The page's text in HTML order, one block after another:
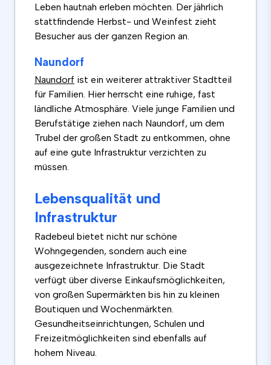
Leben hautnah erleben möchten. Der jährlich
stattfindende Herbst- und Weinfest zieht
Besucher aus der ganzen Region an.
Naundorf
Naundorf ist ein weiterer attraktiver Stadtteil
für Familien. Hier herrscht eine ruhige, fast
ländliche Atmosphäre. Viele junge Familien und
Berufstätige ziehen nach Naundorf, um dem
Trubel der großen Stadt zu entkommen, ohne
auf eine gute Infrastruktur verzichten zu
müssen.
Lebensqualität und
Infrastruktur
Radebeul bietet nicht nur schöne
Wohngegenden, sondern auch eine
ausgezeichnete Infrastruktur. Die Stadt
verfügt über diverse Einkaufsmöglichkeiten,
von großen Supermärkten bis hin zu kleinen
Boutiquen und Wochenmärkten.
Gesundheitseinrichtungen, Schulen und
Freizeitmöglichkeiten sind ebenfalls auf
hohem Niveau.